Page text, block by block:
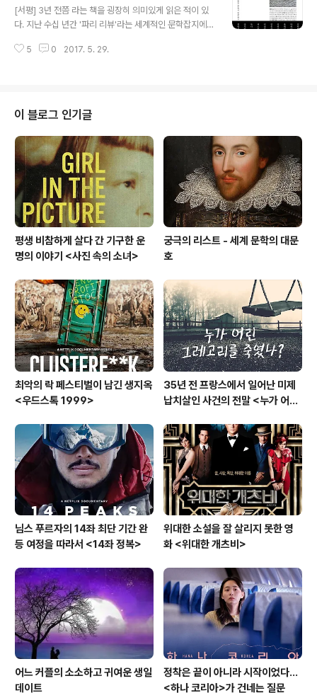
평균 수명이다. 개든 고양이든 평균 수명이 15살 이하이니,
떠나보낸 후의 슬픔을 어찌 감당할 수 있겠는가. 종종 들려
일 같지 않은 이유다. 이는 반려동물을 '가족' 이상으로 받
[서평] 3년 전쯤 라는 책을 굉장히 의미있게 읽은 적이 있
다. 지난 수십 년간 '파리 리뷰'라는 세계적인 문학잡지에서
다른에서 설문을 통해 가려내 단행본으로 만들어낸 것이
그야말로 소설가들 위에 군림하는 소설가들이라 말하지 않
을 수 없겠다. 이들이 공통적으로 말하는 건 의외였는데, 소
설 쓰는 건 '노동'이라는 것이었다. 흔히 소설가를 비롯 예
술가를 생각하면 연상되는 신의 어깨 위에 올라탄 천재의
이미지와는 정반대. 충격이기도 했지만 한편으론 개인적으
로 한때나마 소설..
5 0 2017. 5. 29.
이 블로그 인기글
평생 비참하게 살다 간 기구한 운
명의 이야기 <사진 속의 소녀>
궁극의 리스트 - 세계 문학의 대문
호
최악의 락 페스티벌이 남긴 생지옥
<우드스톡 1999>
35년 전 프랑스에서 일어난 미제
납치살인 사건의 전말 <누가 어린
님스 푸르자의 14좌 최단 기간 완
등 여정을 따라서 <14좌 정복>
위대한 소설을 잘 살리지 못한 영
화 <위대한 개츠비>
어느 커플의 소소하고 귀여운 생일
데이트
정착은 끝이 아니라 시작이었다…
<하나 코리아>가 건네는 질문